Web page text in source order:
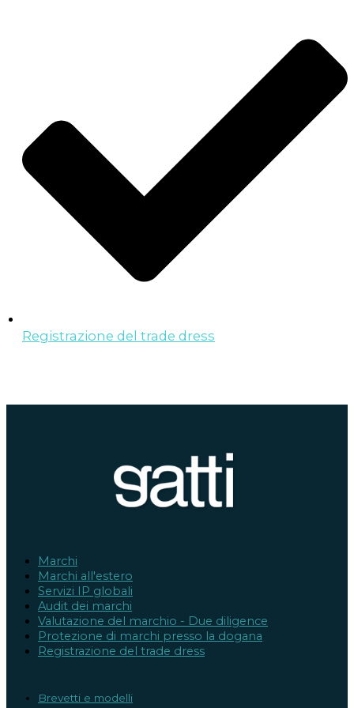
Registrazione del trade dress
Marchi
Marchi all'estero
Servizi IP globali
Audit dei marchi
Valutazione del marchio - Due diligence
Protezione di marchi presso la dogana
Registrazione del trade dress
Brevetti e modelli